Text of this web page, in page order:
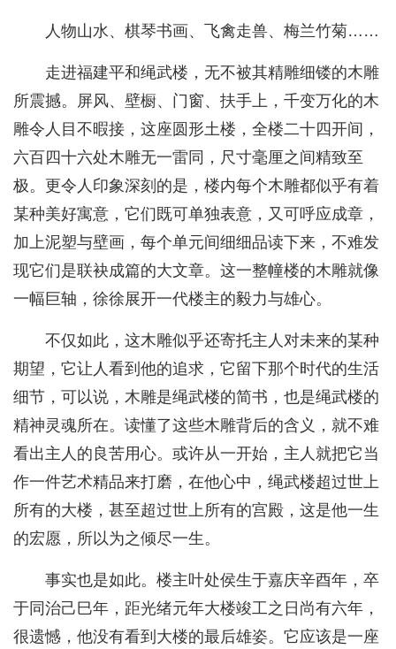
人物山水、棋琴书画、飞禽走兽、梅兰竹菊……
走进福建平和绳武楼，无不被其精雕细镂的木雕
所震撼。屏风、壁橱、门窗、扶手上，千变万化的木
雕令人目不暇接，这座圆形土楼，全楼二十四开间，
六百四十六处木雕无一雷同，尺寸毫厘之间精致至
极。更令人印象深刻的是，楼内每个木雕都似乎有着
某种美好寓意，它们既可单独表意，又可呼应成章，
加上泥塑与壁画，每个单元间细细品读下来，不难发
现它们是联袂成篇的大文章。这一整幢楼的木雕就像
一幅巨轴，徐徐展开一代楼主的毅力与雄心。
不仅如此，这木雕似乎还寄托主人对未来的某种
期望，它让人看到他的追求，它留下那个时代的生活
细节，可以说，木雕是绳武楼的简书，也是绳武楼的
精神灵魂所在。读懂了这些木雕背后的含义，就不难
看出主人的良苦用心。或许从一开始，主人就把它当
作一件艺术精品来打磨，在他心中，绳武楼超过世上
所有的大楼，甚至超过世上所有的宫殿，这是他一生
的宏愿，所以为之倾尽一生。
事实也是如此。楼主叶处侯生于嘉庆辛酉年，卒
于同治己巳年，距光绪元年大楼竣工之日尚有六年，
很遗憾，他没有看到大楼的最后雄姿。它应该是一座